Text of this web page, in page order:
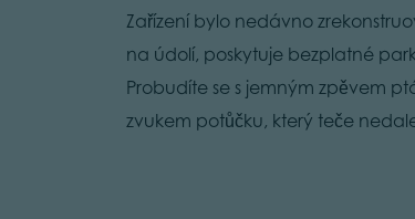
Zařízení bylo nedávno
na údolí, poskytuje bezplatné
Probudíte se s jemným zpěvem
zvukem potůčku, který teče